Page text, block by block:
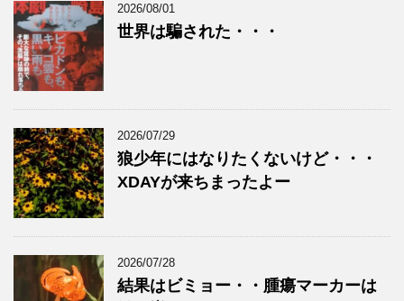
2026/08/01
世界は騙された・・・
2026/07/29
狼少年にはなりたくないけど・・・
XDAYが来ちまったよー
2026/07/28
結果はビミョー・・腫瘍マーカーは